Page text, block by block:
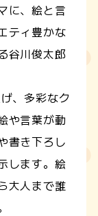
に、絵と言
ティ豊かな
谷川俊太郎
、多彩なク
や言葉が動
書き下ろし
します。絵
大人まで誰